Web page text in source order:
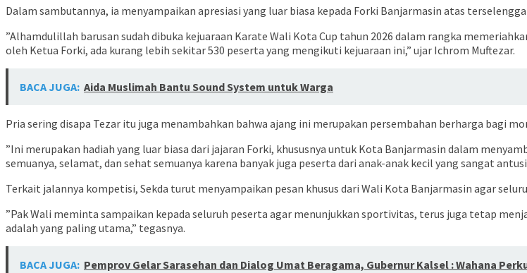
Dalam sambutannya, ia menyampaikan apresiasi yang luar biasa kepada Forki Banjarmasin atas
​”Alhamdulillah barusan sudah dibuka kejuaraan Karate Wali Kota Cup tahun 2026 dalam rangka
oleh Ketua Forki, ada kurang lebih sekitar 530 peserta yang mengikuti kejuaraan ini,” ujar Ichrom Muftezar.
BACA JUGA: Aida Muslimah Bantu Sound System untuk Warga
​Pria sering disapa Tezar itu juga menambahkan bahwa ajang ini merupakan persembahan berharga bagi
​”Ini merupakan hadiah yang luar biasa dari jajaran Forki, khususnya untuk Kota Banjarmasin dalam
semuanya, selamat, dan sehat semuanya karena banyak juga peserta dari anak-anak kecil yang sangat
Terkait jalannya kompetisi, Sekda turut menyampaikan pesan khusus dari Wali Kota Banjarmasin agar
​”Pak Wali meminta sampaikan kepada seluruh peserta agar menunjukkan sportivitas, terus juga tetap
adalah yang paling utama,” tegasnya.
BACA JUGA: Pemprov Gelar Sarasehan dan Dialog Umat Beragama, Gubernur Kalsel : Wahana